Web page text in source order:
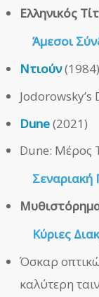
Ελληνικός
Άμεσοι
Ντιούν(1984)
Jodorowsky’s
Dune(2021)
Dune: Μέρος
Σεναριακή
Κύριες
Όσκαρ
καλύτερη